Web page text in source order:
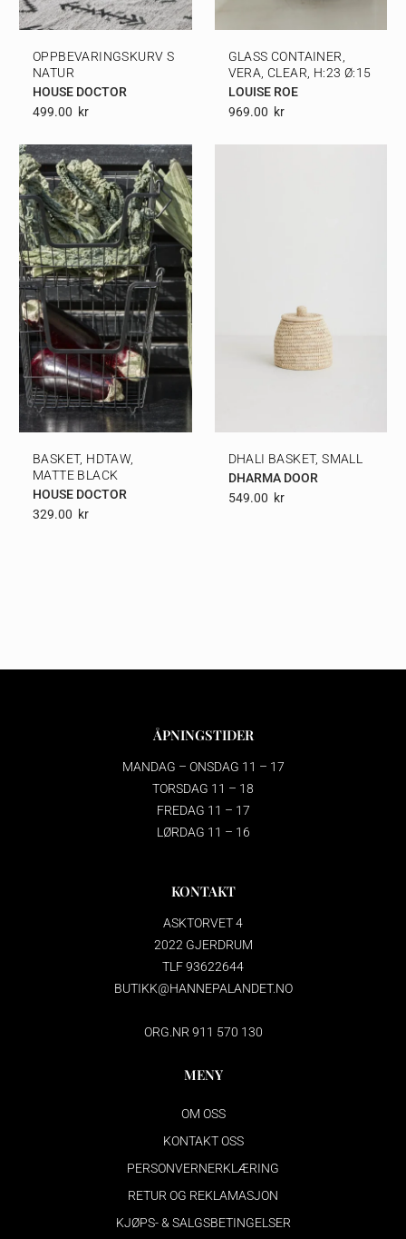
OPPBEVARINGSKURV S
NATUR
HOUSE DOCTOR
499.00 Kr
GLASS CONTAINER,
VERA, CLEAR, H:23 Ø:15
LOUISE ROE
969.00 Kr
BASKET, HDTAW,
MATTE BLACK
HOUSE DOCTOR
329.00 Kr
DHALI BASKET, SMALL
DHARMA DOOR
549.00 Kr
ÅPNINGSTIDER
MANDAG – ONSDAG 11 – 17
TORSDAG 11 – 18
FREDAG 11 – 17
LØRDAG 11 – 16
KONTAKT
ASKTORVET 4
2022 GJERDRUM
TLF 93622644
BUTIKK@HANNEPALANDET.NO
ORG.NR 911 570 130
MENY
OM OSS
KONTAKT OSS
PERSONVERNERKLÆRING
RETUR OG REKLAMASJON
KJØPS- & SALGSBETINGELSER